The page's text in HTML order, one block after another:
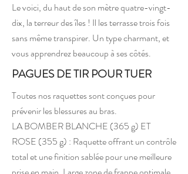
Le voici, du haut de son mètre quatre-vingt-
dix, la terreur des îles ! Il les terrasse trois fois
sans même transpirer. Un type charmant, et
vous apprendrez beaucoup à ses côtés.
PAGUES DE TIR POUR TUER
Toutes nos raquettes sont conçues pour
prévenir les blessures au bras.
LA BOMBER BLANCHE (365 g) ET
ROSE (355 g) : Raquette offrant un contrôle
total et une finition sablée pour une meilleure